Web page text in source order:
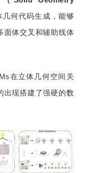
几何代码生成，能够
面体交叉和辅助线体
在立体几何空间关
出现搭建了强硬的数